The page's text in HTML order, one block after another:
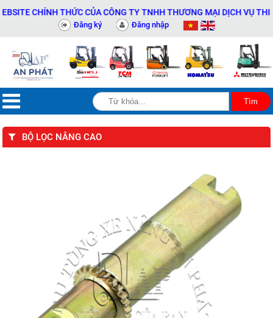
CHÍNH THỨC CỦA CÔNG TY TNHH THƯƠNG MẠI DỊCH VỤ THIẾT
Đăng ký Đăng nhập
BỘ LỌC NÂNG CAO